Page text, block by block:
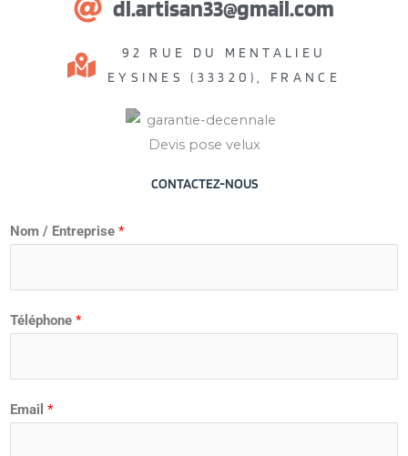
dl.artisan33@gmail.com
92 RUE DU MENTALIEU
EYSINES (33320), FRANCE
CONTACTEZ-NOUS
Nom / Entreprise *
Téléphone *
Email *